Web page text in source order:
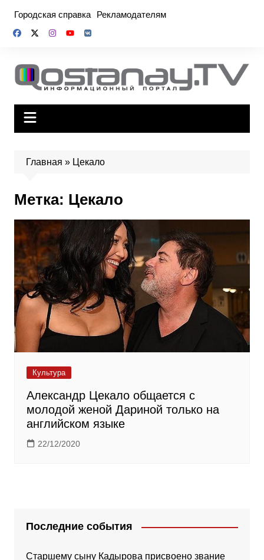
содержимому
Городская справка Рекламодателям
Главная » Цекало
Метка: Цекало
Культура
Александр Цекало общается с
молодой женой Дариной только на
английском языке
22/12/2020
Последние события
Старшему сыну Кадырова присвоено звание